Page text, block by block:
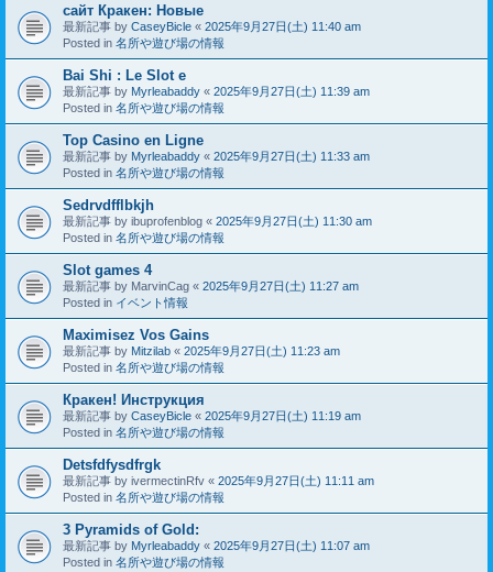
сайт Кракен: Новые
最新記事 by CaseyBicle « 2025年9月27日(土) 11:40 am
Posted in 名所や遊び場の情報
Bai Shi : Le Slot e
最新記事 by Myrleabaddy « 2025年9月27日(土) 11:39 am
Posted in 名所や遊び場の情報
Top Casino en Ligne
最新記事 by Myrleabaddy « 2025年9月27日(土) 11:33 am
Posted in 名所や遊び場の情報
Sedrvdfflbkjh
最新記事 by ibuprofenblog « 2025年9月27日(土) 11:30 am
Posted in 名所や遊び場の情報
Slot games 4
最新記事 by MarvinCag « 2025年9月27日(土) 11:27 am
Posted in イベント情報
Maximisez Vos Gains
最新記事 by Mitzilab « 2025年9月27日(土) 11:23 am
Posted in 名所や遊び場の情報
Кракен! Инструкция
最新記事 by CaseyBicle « 2025年9月27日(土) 11:19 am
Posted in 名所や遊び場の情報
Detsfdfysdfrgk
最新記事 by ivermectinRfv « 2025年9月27日(土) 11:11 am
Posted in 名所や遊び場の情報
3 Pyramids of Gold:
最新記事 by Myrleabaddy « 2025年9月27日(土) 11:07 am
Posted in 名所や遊び場の情報